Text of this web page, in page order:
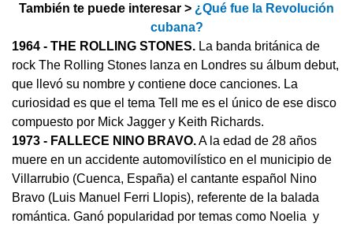
También te puede interesar > ¿Qué fue la Revolución
cubana?
1964 - THE ROLLING STONES. La banda británica de
rock The Rolling Stones lanza en Londres su álbum debut,
que llevó su nombre y contiene doce canciones. La
curiosidad es que el tema Tell me es el único de ese disco
compuesto por Mick Jagger y Keith Richards.
1973 - FALLECE NINO BRAVO.A la edad de 28 años
muere en un accidente automovilístico en el municipio de
Villarrubio (Cuenca, España) el cantante español Nino
Bravo (Luis Manuel Ferri Llopis), referente de la balada
romántica. Ganó popularidad por temas como Noelia y